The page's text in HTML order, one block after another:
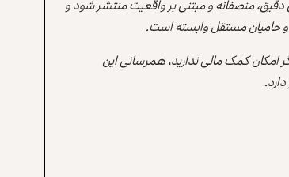
منصفانه و مبتنی بر واقعیت منتشر شود و
و حامیان مستقل وابسته است.
امکان کمک مالی ندارید، همرسانی این